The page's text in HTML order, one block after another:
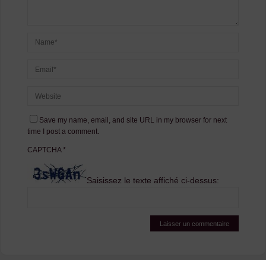
Save my name, email, and site URL in my browser for next
time I post a comment.
CAPTCHA*
Saisissez le texte affiché ci-dessus: